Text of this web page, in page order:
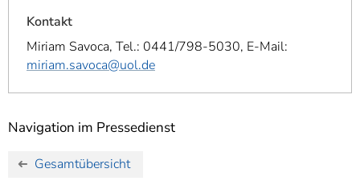
Kontakt
Miriam Savoca, Tel.: 0441/798-5030, E-Mail:
miriam.savoca@uol.de
Navigation im Pressedienst
Gesamtübersicht